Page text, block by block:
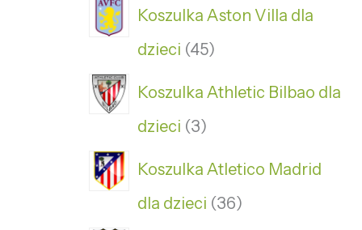
Koszulka Aston Villa dla
dzieci 45
Koszulka Athletic Bilbao dla
dzieci 3
Koszulka Atletico Madrid
dla dzieci 36